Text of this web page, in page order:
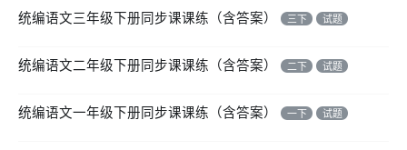
统编语文三年级下册同步课课练（含答案） 三下 试题
统编语文二年级下册同步课课练（含答案） 二下 试题
统编语文一年级下册同步课课练（含答案） 一下 试题